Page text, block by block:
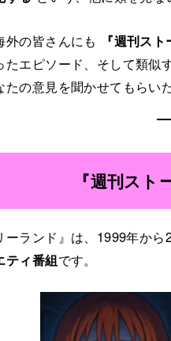
の皆さんにも
『週刊ス
たエピソード、そして類似
たの意見を聞かせてもらい
『週刊ス
ーランド』は、1999年か
ティ番組です。